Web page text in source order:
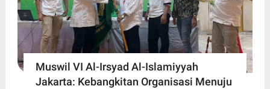
Muswil VI Al-Irsyad Al-Islamiyyah
Jakarta: Kebangkitan Organisasi Menuju